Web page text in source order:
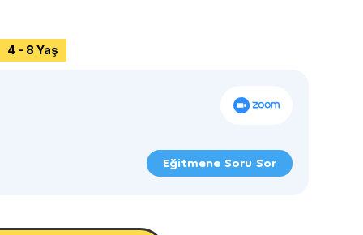
4 - 8 Yaş
Eğitmene Soru Sor